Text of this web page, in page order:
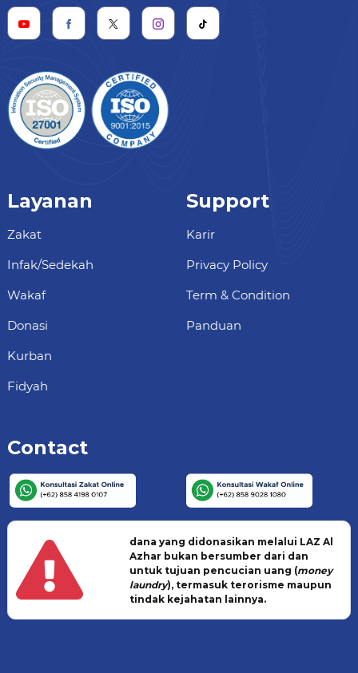
Layanan
Zakat
Infak/Sedekah
Wakaf
Donasi
Kurban
Fidyah
Support
Karir
Privacy Policy
Term & Condition
Panduan
Contact
dana yang didonasikan melalui LAZ Al
Azhar bukan bersumber dari dan
untuk tujuan pencucian uang (money
laundry), termasuk terorisme maupun
tindak kejahatan lainnya.